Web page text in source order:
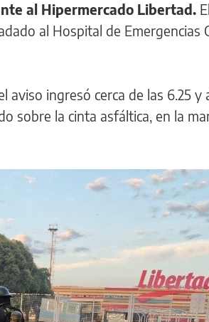
al Hipermercado Libertad.
al Hospital de Emergencias
ingresó cerca de las 6.25 y
sobre la cinta asfáltica, en la